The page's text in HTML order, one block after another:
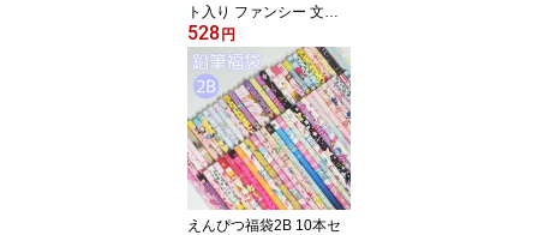
ト入り ファンシー 文具
小学生 文具セット 文房
具 アソートセット ノベ
ルティ 粗品 イベント 子
供会 プチギフト 鉛筆キ
ャップセット キッズ ラ
ッピング不可
528円
えんぴつ福袋2B 10本セ